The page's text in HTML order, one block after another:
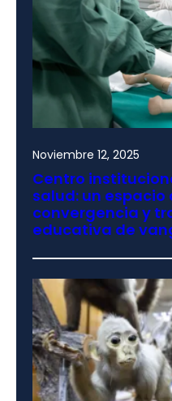
Noviembre 12, 2025
Centro
salud: un
convergencia y
educativa de